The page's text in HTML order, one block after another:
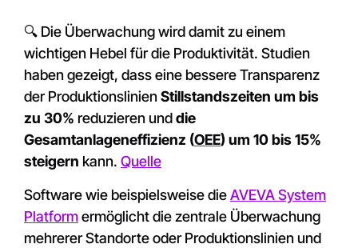
🔍 Die Überwachung wird damit zu einem
wichtigen Hebel für die Produktivität. Studien
haben gezeigt, dass eine bessere Transparenz
der ProduktionslinienStillstandszeiten um bis
zu 30% reduzieren unddie
Gesamtanlageneffizienz (OEE) um 10 bis 15%
steigern kann. Quelle
Software wie beispielsweise dieAVEVA System
Platformermöglicht die zentrale Überwachung
mehrerer Standorte oder Produktionslinien und